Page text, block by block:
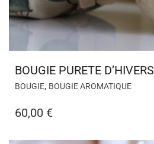
BOUGIE PURETE D’HIVERS
BOUGIE, BOUGIE AROMATIQUE
60,00 €